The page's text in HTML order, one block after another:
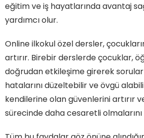
eğitim ve iş hayatlarında avantaj
yardımcı olur.
Online ilkokul özel dersler,
artırır. Birebir derslerde çocuklar,
doğrudan etkileşime girerek
hatalarını düzeltebilir ve övgü
kendilerine olan güvenlerini artırır
sürecinde daha cesaretli